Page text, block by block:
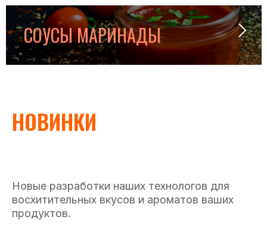
СОУСЫ МАРИНАДЫ
НОВИНКИ
Новые разработки наших технологов для
восхитительных вкусов и ароматов ваших
продуктов.